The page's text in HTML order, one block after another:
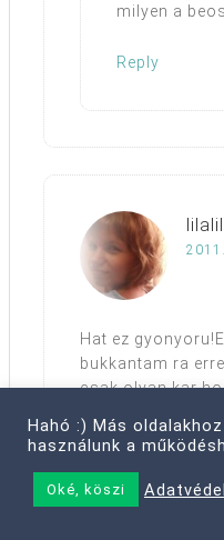
milyen a
Reply
Hat ez
bukkantam ra
csak olyan kar
sebaj, ma ki is
vagytam!
Hahó :) Más
használunk a
Oké, köszi